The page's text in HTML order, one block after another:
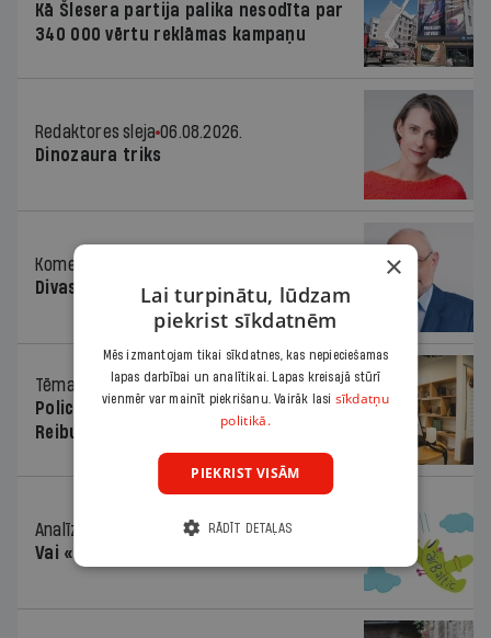
Kā Šlesera partija palika nesodīta par
340 000 vērtu reklāmas kampaņu
Redaktores sleja 06.08.2026.
Dinozaura triks
Komentārs
Divas koalīcijas
Tēma
06.08.2026.
Policists cietumā, skolotājs – kapos.
Reibuma cena Priekulē
Analīze
Vai «airBaltic» izvairīsies no defolta?
×
Lai turpinātu, lūdzam
piekrist sīkdatnēm
Mēs izmantojam tikai sīkdatnes, kas nepieciešamas
lapas darbībai un analītikai. Lapas kreisajā stūrī
vienmēr var mainīt piekrišanu. Vairāk lasi sīkdatņu
politikā.
PIEKRIST VISĀM
RĀDĪT DETAĻAS